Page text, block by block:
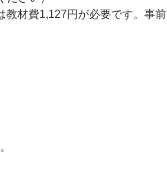
教材費1,127円が必要です。事前